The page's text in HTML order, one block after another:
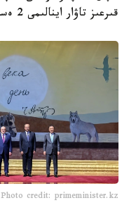
قىرعىز تاۋار اينالىمى 2 ەسە ارتىپ، $2,2 ميلليارد بولدى.
Photo credit: primeminister.kz